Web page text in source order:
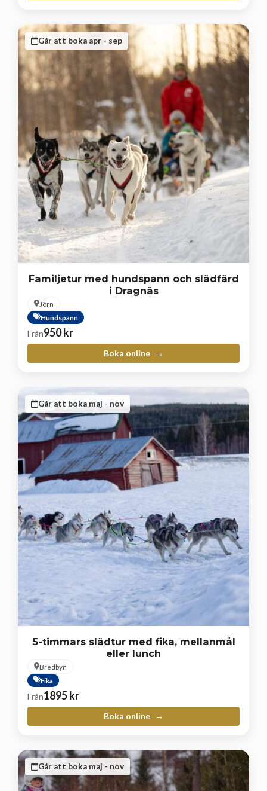
Går att boka apr - sep
Familjetur med hundspann och slädfärd
i Dragnäs
Jörn
Hundspann
Från950kr
Boka online
Går att boka maj - nov
5-timmars slädtur med fika, mellanmål
eller lunch
Bredbyn
Fika
Från1895kr
Boka online
Går att boka maj - nov